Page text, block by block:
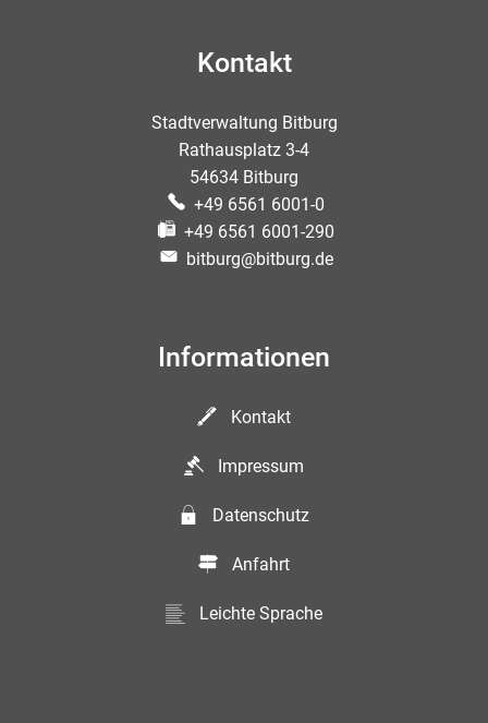
Kontakt
Stadtverwaltung Bitburg
Rathausplatz 3-4
54634 Bitburg
+49 6561 6001-0
+49 6561 6001-290
bitburg@bitburg.de
Informationen
Kontakt
Impressum
Datenschutz
Anfahrt
Leichte Sprache